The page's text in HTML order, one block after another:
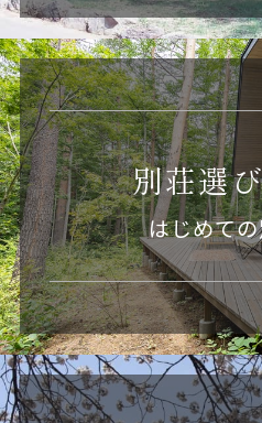
別荘選
はじめて